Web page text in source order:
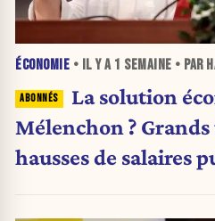
ÉCONOMIE • IL Y A 1 SEMAINE • PAR
La solution
Mélenchon ?
hausses de salaires